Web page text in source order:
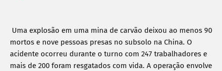
Uma explosão em uma mina de carvão deixou ao menos 90
mortos e nove pessoas presas no subsolo na China. O
acidente ocorreu durante o turno com 247 trabalhadores e
mais de 200 foram resgatados com vida. A operação envolve